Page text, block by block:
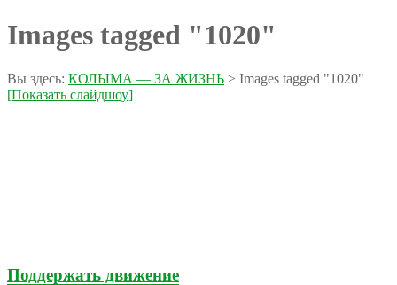
Images tagged "1020"
Вы здесь: КОЛЫМА — ЗА ЖИЗНЬ > Images tagged "1020"
[Показать слайдшоу]
Поддержать движение